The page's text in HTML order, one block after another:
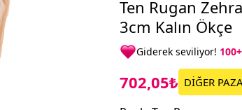
Ten Rugan
3cm Kalın Ökçe
Giderek seviliyor! 100+
702,05₺ DİĞER